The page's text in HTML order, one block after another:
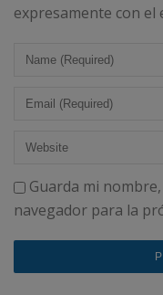
expresamente con
Guarda mi
navegador para la